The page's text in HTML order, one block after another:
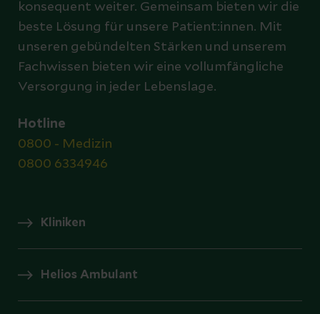
konsequent weiter. Gemeinsam bieten wir die
beste Lösung für unsere Patient:innen. Mit
unseren gebündelten Stärken und unserem
Fachwissen bieten wir eine vollumfängliche
Versorgung in jeder Lebenslage.
Hotline
0800 - Medizin
0800 6334946
Kliniken
Helios Ambulant